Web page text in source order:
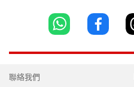
聯絡我們